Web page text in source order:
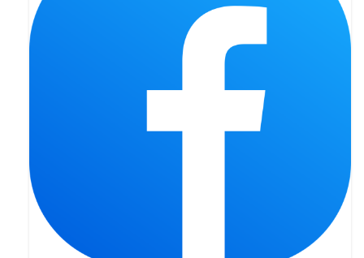
Bierzmowanie 24.10.2022r.
Pierwsza Komunia Św. – Gr 1